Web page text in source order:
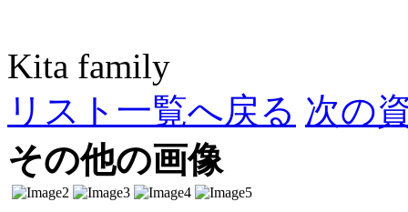
Kita family
リスト一覧へ戻る 次の
その他の画像